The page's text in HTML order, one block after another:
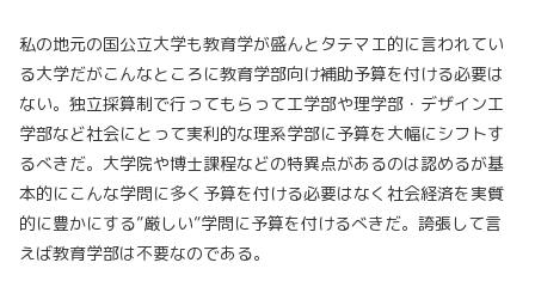
私の地元の国公立大学も教育学が盛んとタテマエ的に言われてい
る大学だがこんなところに教育学部向け補助予算を付ける必要は
ない。独立採算制で行ってもらって工学部や理学部・デザイン工
学部など社会にとって実利的な理系学部に予算を大幅にシフトす
るべきだ。大学院や博士課程などの特異点があるのは認めるが基
本的にこんな学問に多く予算を付ける必要はなく社会経済を実質
的に豊かにする”厳しい”学問に予算を付けるべきだ。誇張して言
えば教育学部は不要なのである。